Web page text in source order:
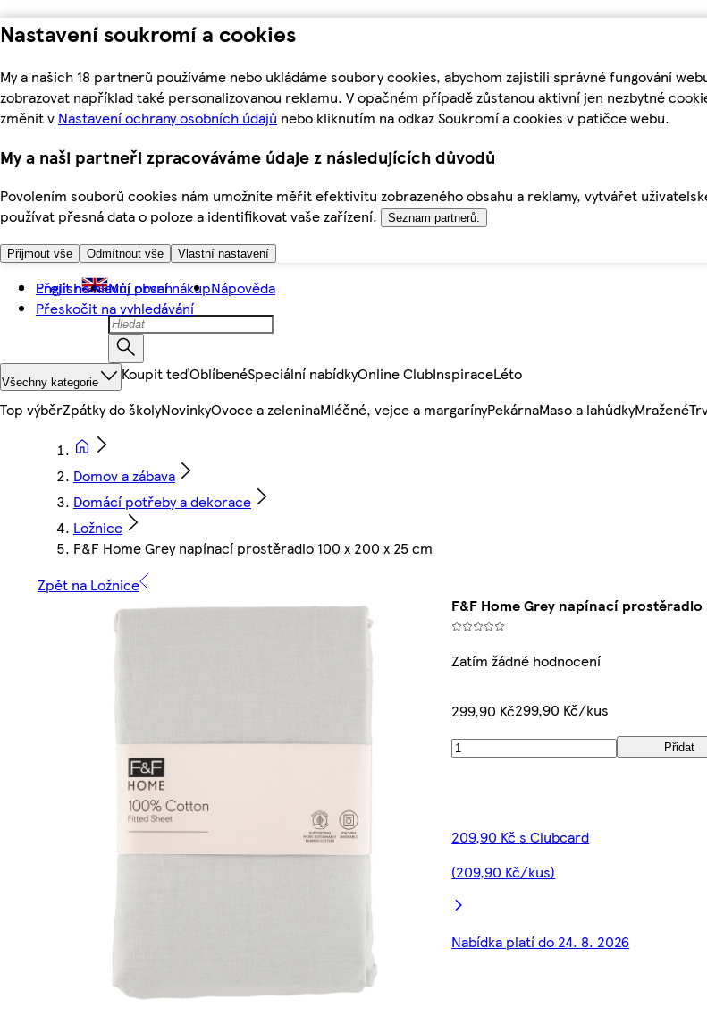
Nastavení soukromí a cookies
My a našich 18 partnerů používáme nebo ukládáme soubory cookies, abychom zajistili správné fungování
zobrazovat například také personalizovanou reklamu. V opačném případě zůstanou aktivní jen nezbytné
změnit v Nastavení ochrany osobních údajů nebo kliknutím na odkaz Soukromí a cookies v patičce webu.
My a naši partneři zpracováváme údaje z následujících důvodů
Povolením souborů cookies nám umožníte měřit efektivitu zobrazeného obsahu a reklamy, vytvářet
používat přesná data o poloze a identifikovat vaše zařízení.
Seznam partnerů.
Přijmout vše Odmítnout vše Vlastní nastavení
Přejít na hlavní obsah
Přeskočit na vyhledávání
English Můj první nákupNápověda
Všechny kategorie Koupit teďOblíbenéSpeciální nabídkyOnline ClubInspiraceLéto
Top výběrZpátky do školyNovinkyOvoce a zeleninaMléčné, vejce a margarínyPekárnaMaso a lahůdkyMražené
Domov a zábava
Domácí potřeby a dekorace
Ložnice
F&F Home Grey napínací prostěradlo 100 x 200 x 25 cm
Zpět na Ložnice
F&F Home Grey napínací prostěradlo
Zatím žádné hodnocení
299,90 Kč299,90 Kč/kus
Přidat
209,90 Kč s Clubcard
(209,90 Kč/kus)
Nabídka platí do 24. 8. 2026